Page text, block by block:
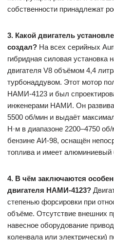
собственности принадлежат
3. Какой двигатель
создал? На всех серийных
гибридная силовая установка
двигателя V8 объёмом 4,4
турбонаддувом. Этот мотор
НАМИ-4123 и был
инженерами НАМИ. Он
5500 об/мин и выдаёт
Н·м в диапазоне 2200–4750
бензине АИ-98, оснащён
топлива и имеет алюминиевый
4. В чём заключаются
двигателя НАМИ-4123?
степенью форсировки при
объёме. Отсутствие внешних
навесное оборудование
коленвала или электрически)